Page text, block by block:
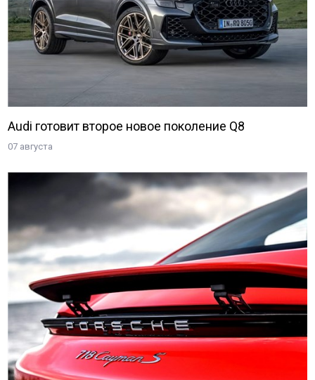
Audi готовит второе новое поколение Q8
07 августа